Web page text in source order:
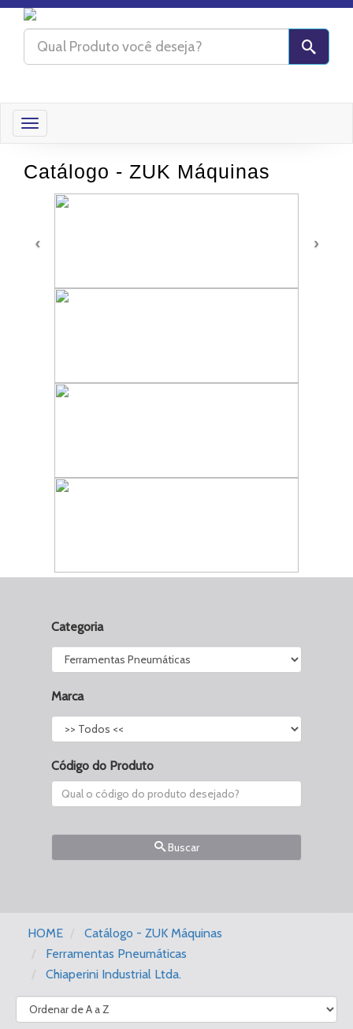
Toggle
Catálogo - ZUK Máquinas
‹ ›
Categoria
Marca
Código do Produto
Buscar
HOME
Catálogo - ZUK Máquinas
Ferramentas Pneumáticas
Chiaperini Industrial Ltda.